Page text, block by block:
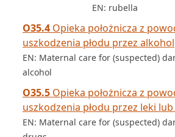
EN: rubella
O35.4 Opieka położnicza z
uszkodzenia płodu przez alkohol
EN: Maternal care for (suspected)
alcohol
O35.5 Opieka położnicza z
uszkodzenia płodu przez leki
EN: Maternal care for (suspected)